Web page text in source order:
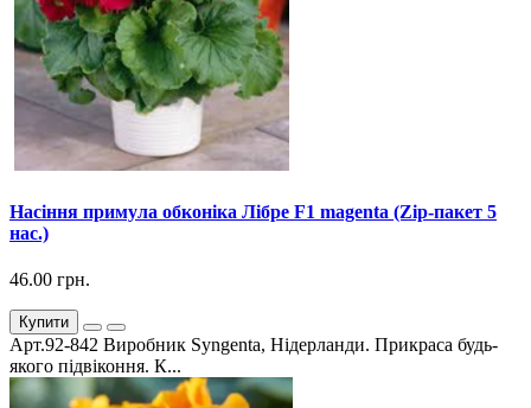
Насіння примула обконіка Лібре F1 magenta (Zip-пакет 5
нас.)
46.00 грн.
Купити
Арт.92-842 Виробник Syngenta, Нідерланди. Прикраса будь-
якого підвіконня. К...